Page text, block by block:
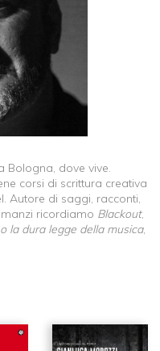
Bologna, dove vive.
corsi di scrittura creativa
Autore di saggi, racconti,
ricordiamo Blackout,
o la dura legge della musica,